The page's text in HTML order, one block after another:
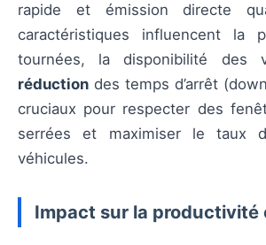
rapide et émission directe
caractéristiques influencent la
tournées, la disponibilité des
réduction des temps d’arrêt
cruciaux pour respecter des
serrées et maximiser le taux
véhicules.
Impact sur la productivité